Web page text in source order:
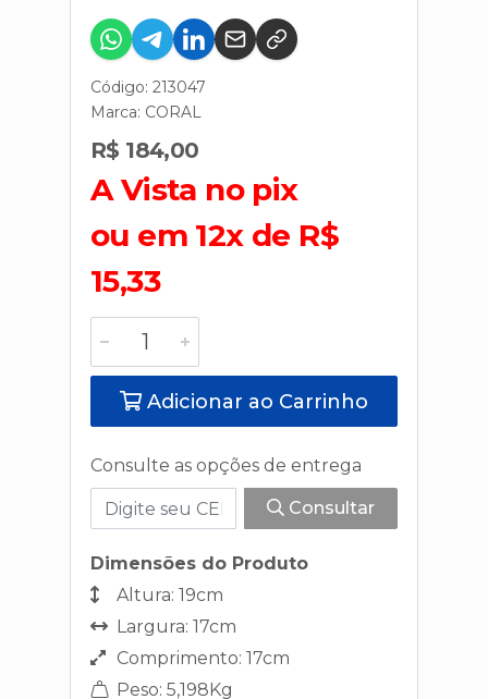
Código: 213047
Marca: CORAL
R$ 184,00
A Vista no pix
ou em 12x de R$
15,33
Adicionar ao Carrinho
Consulte as opções de entrega
Consultar
Dimensões do Produto
Altura: 19cm
Largura: 17cm
Comprimento: 17cm
Peso: 5,198Kg